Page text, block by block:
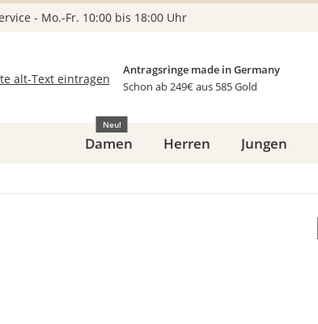
- Mo.-Fr. 10:00 bis 18:00 Uhr
Antragsringe made in Germany
Schon ab 249€ aus 585 Gold
Damen
Neu!
Herren Jungen